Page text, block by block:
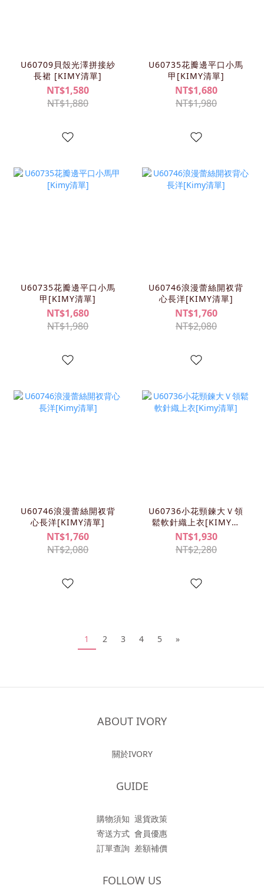
U60709貝殼光澤拼接紗
長裙 [KIMY清單]
NT$1,580
NT$1,880
U60735花瓣邊平口小馬
甲[KIMY清單]
NT$1,680
NT$1,980
U60735花瓣邊平口小馬
甲[KIMY清單]
NT$1,680
NT$1,980
U60746浪漫蕾絲開衩背
心長洋[KIMY清單]
NT$1,760
NT$2,080
U60746浪漫蕾絲開衩背
心長洋[KIMY清單]
NT$1,760
NT$2,080
U60736小花頸鍊大Ｖ領
鬆軟針織上衣[KIMY清
單]
NT$1,930
NT$2,280
1 2 3 4 5 »
ABOUT IVORY
關於IVORY
GUIDE
購物須知 退貨政策
寄送方式 會員優惠
訂單查詢 差額補價
FOLLOW US